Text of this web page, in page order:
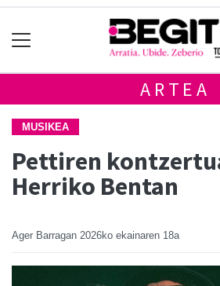
ARTEA
MUSIKEA
Pettiren
Herriko Bentan
Ager Barragan 2026ko ekainaren 18a